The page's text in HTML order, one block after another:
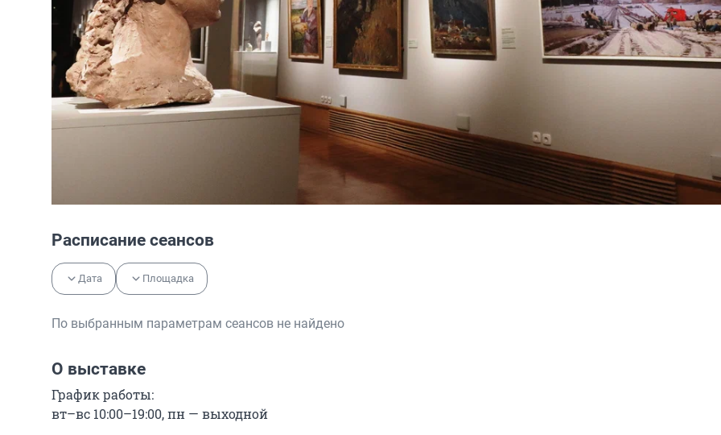
Расписание сеансов
Дата Площадка
По выбранным параметрам сеансов не найдено
О выставке
График работы:
вт–вс 10:00–19:00, пн — выходной